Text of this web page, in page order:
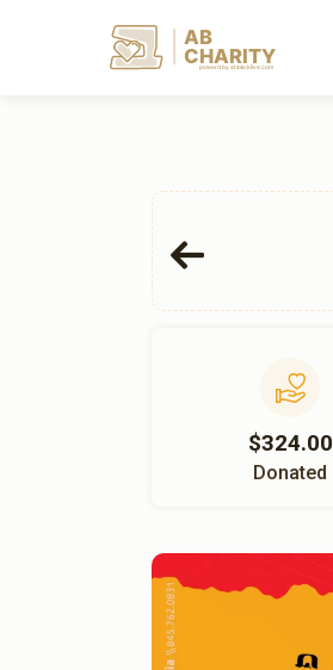
AB
CHARITY
powerd by ahblicklive.com
$324.00
Donated